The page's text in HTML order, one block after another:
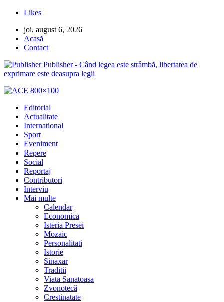
Likes
joi, august 6, 2026
Acasă
Contact
Publisher - Când legea este strâmbă, libertatea de
exprimare este deasupra legii
Editorial
Actualitate
International
Sport
Eveniment
Repere
Social
Reportaj
Contributori
Interviu
Mai multe
Calendar
Economica
Isteria Presei
Mozaic
Personalitati
Istorie
Sinaxar
Traditii
Viata Sanatoasa
Zvonotecă
Crestinatate